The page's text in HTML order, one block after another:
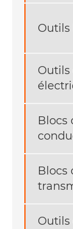
Outils
Blocs
Blocs
Outils